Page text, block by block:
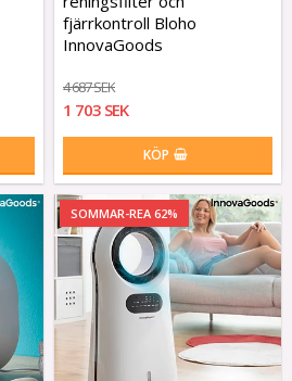
fjärrkontroll Bloho
InnovaGoods
4 687 SEK
1 703 SEK
KÖP
SOMMAR-REA 62%